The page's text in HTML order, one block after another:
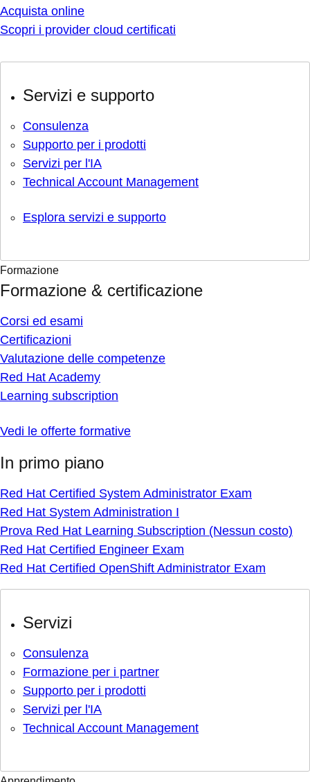
Acquista online
Scopri i provider cloud certificati
Servizi e supporto
Consulenza
Supporto per i prodotti
Servizi per l'IA
Technical Account Management
Esplora servizi e supporto
Formazione
Formazione & certificazione
Corsi ed esami
Certificazioni
Valutazione delle competenze
Red Hat Academy
Learning subscription
Vedi le offerte formative
In primo piano
Red Hat Certified System Administrator Exam
Red Hat System Administration I
Prova Red Hat Learning Subscription (Nessun costo)
Red Hat Certified Engineer Exam
Red Hat Certified OpenShift Administrator Exam
Servizi
Consulenza
Formazione per i partner
Supporto per i prodotti
Servizi per l'IA
Technical Account Management